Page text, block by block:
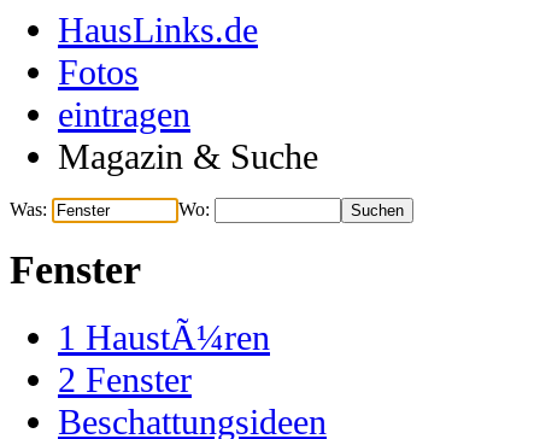
HausLinks.de
Fotos
eintragen
Magazin & Suche
Was: Wo:
Fenster
1 HaustÃ¼ren
2 Fenster
Beschattungsideen